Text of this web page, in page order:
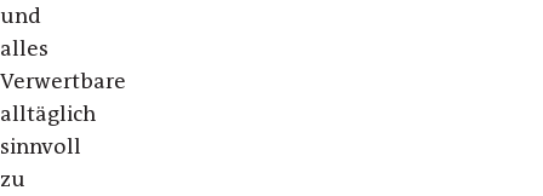
und
alles
Verwertbare
alltäglich
sinnvoll
zu